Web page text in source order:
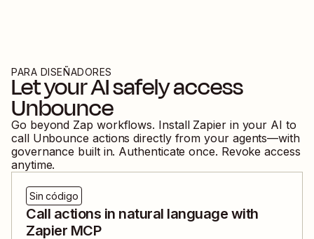
PARA DISEÑADORES
Let your AI safely access
Unbounce
Go beyond Zap workflows. Install Zapier in your AI to
call Unbounce actions directly from your agents—with
governance built in. Authenticate once. Revoke access
anytime.
Sin código
Call actions in natural language with
Zapier MCP